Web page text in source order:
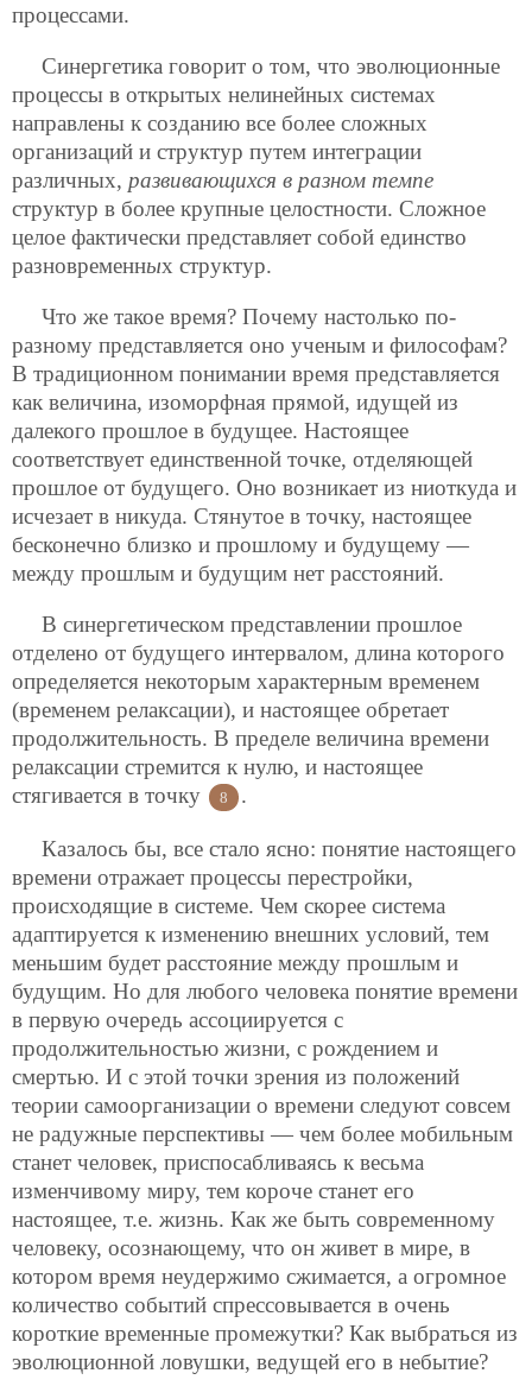
процессами.
Синергетика говорит о том, что эволюционные
процессы в открытых нелинейных системах
направлены к созданию все более сложных
организаций и структур путем интеграции
различных, развивающихся в разном темпе
структур в более крупные целостности. Сложное
целое фактически представляет собой единство
разновременных структур.
Что же такое время? Почему настолько по-
разному представляется оно ученым и философам?
В традиционном понимании время представляется
как величина, изоморфная прямой, идущей из
далекого прошлое в будущее. Настоящее
соответствует единственной точке, отделяющей
прошлое от будущего. Оно возникает из ниоткуда и
исчезает в никуда. Стянутое в точку, настоящее
бесконечно близко и прошлому и будущему —
между прошлым и будущим нет расстояний.
В синергетическом представлении прошлое
отделено от будущего интервалом, длина которого
определяется некоторым характерным временем
(временем релаксации), и настоящее обретает
продолжительность. В пределе величина времени
релаксации стремится к нулю, и настоящее
стягивается в точку
8 .
Казалось бы, все стало ясно: понятие настоящего
времени отражает процессы перестройки,
происходящие в системе. Чем скорее система
адаптируется к изменению внешних условий, тем
меньшим будет расстояние между прошлым и
будущим. Но для любого человека понятие времени
в первую очередь ассоциируется с
продолжительностью жизни, с рождением и
смертью. И с этой точки зрения из положений
теории самоорганизации о времени следуют совсем
не радужные перспективы — чем более мобильным
станет человек, приспосабливаясь к весьма
изменчивому миру, тем короче станет его
настоящее, т.е. жизнь. Как же быть современному
человеку, осознающему, что он живет в мире, в
котором время неудержимо сжимается, а огромное
количество событий спрессовывается в очень
короткие временные промежутки? Как выбраться из
эволюционной ловушки, ведущей его в небытие?